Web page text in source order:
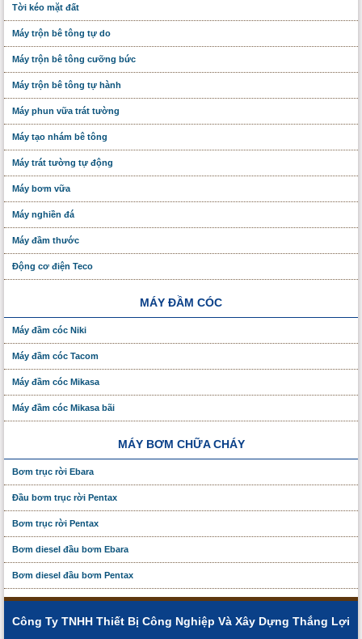
Tời kéo mặt đất
Máy trộn bê tông tự do
Máy trộn bê tông cưỡng bức
Máy trộn bê tông tự hành
Máy phun vữa trát tường
Máy tạo nhám bê tông
Máy trát tường tự động
Máy bơm vữa
Máy nghiền đá
Máy đầm thước
Động cơ điện Teco
MÁY ĐẦM CÓC
Máy đầm cóc Niki
Máy đầm cóc Tacom
Máy đầm cóc Mikasa
Máy đầm cóc Mikasa bãi
MÁY BƠM CHỮA CHÁY
Bơm trục rời Ebara
Đầu bơm trục rời Pentax
Bơm trục rời Pentax
Bơm diesel đầu bơm Ebara
Bơm diesel đầu bơm Pentax
Công Ty TNHH Thiết Bị Công Nghiệp Và Xây Dựng Thắng Lợi